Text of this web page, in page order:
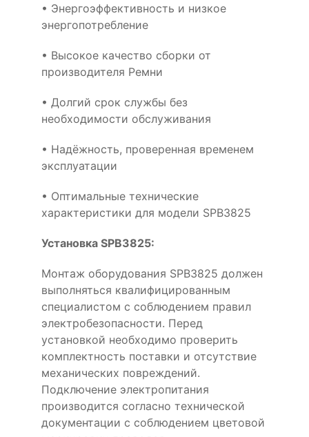
• Энергоэффективность и низкое
энергопотребление
• Высокое качество сборки от
производителя Ремни
• Долгий срок службы без
необходимости обслуживания
• Надёжность, проверенная временем
эксплуатации
• Оптимальные технические
характеристики для модели SPB3825
Установка SPB3825:
Монтаж оборудования SPB3825 должен
выполняться квалифицированным
специалистом с соблюдением правил
электробезопасности. Перед
установкой необходимо проверить
комплектность поставки и отсутствие
механических повреждений.
Подключение электропитания
производится согласно технической
документации с соблюдением цветовой